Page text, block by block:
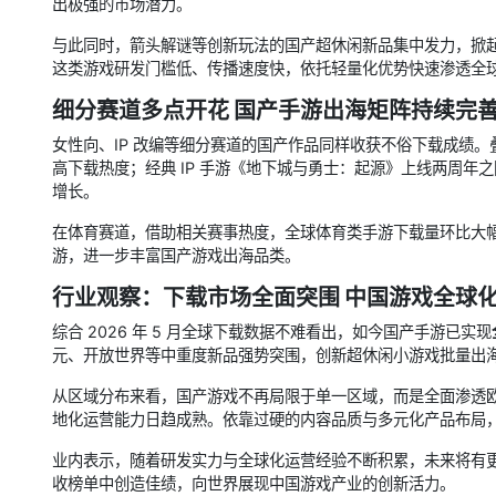
出极强的市场潜力。
与此同时，箭头解谜等创新玩法的国产超休闲新品集中发力，
这类游戏研发门槛低、传播速度快，依托轻量化优势快速渗透
细分赛道多点开花 国产手游出海矩阵持续完
女性向、IP 改编等细分赛道的国产作品同样收获不俗下载成绩
高下载热度；经典 IP 手游《地下城与勇士：起源》上线两周年
增长。
在体育赛道，借助相关赛事热度，全球体育类手游下载量环比
游，进一步丰富国产游戏出海品类。
行业观察：下载市场全面突围 中国游戏全球
综合 2026 年 5 月全球下载数据不难看出，如今国产手游已实现
元、开放世界等中重度新品强势突围，创新超休闲小游戏批量出
从区域分布来看，国产游戏不再局限于单一区域，而是全面渗
地化运营能力日趋成熟。依靠过硬的内容品质与多元化产品布
业内表示，随着研发实力与全球化运营经验不断积累，未来将
收榜单中创造佳绩，向世界展现中国游戏产业的创新活力。